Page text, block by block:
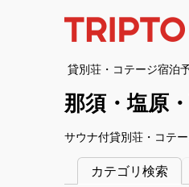
貸別荘・コテージ宿泊
那須・塩原
サウナ付貸別荘・コテ
カテゴリ検索